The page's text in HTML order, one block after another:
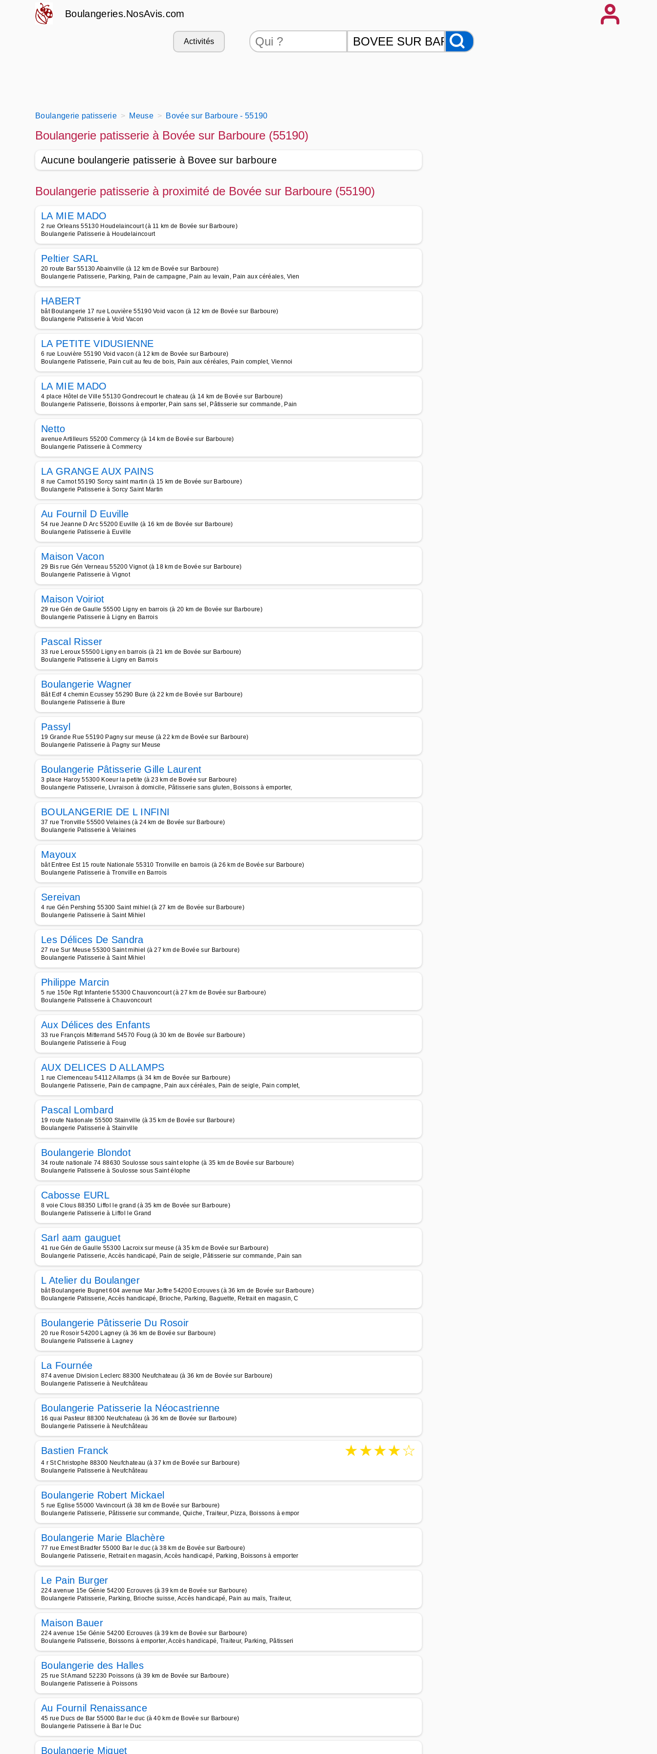
Boulangeries.NosAvis.com
Activités
Boulangerie patisserie Meuse Bovée sur Barboure - 55190
Boulangerie patisserie à Bovée sur Barboure (55190)
Aucune boulangerie patisserie à Bovee sur barboure
Boulangerie patisserie à proximité de Bovée sur Barboure (55190)
LA MIE MADO
2 rue Orleans 55130 Houdelaincourt (à 11 km de Bovée sur Barboure)
Boulangerie Patisserie à Houdelaincourt
Peltier SARL
20 route Bar 55130 Abainville (à 12 km de Bovée sur Barboure)
Boulangerie Patisserie, Parking, Pain de campagne, Pain au levain, Pain aux céréales, Vien
HABERT
bât Boulangerie 17 rue Louvière 55190 Void vacon (à 12 km de Bovée sur Barboure)
Boulangerie Patisserie à Void Vacon
LA PETITE VIDUSIENNE
6 rue Louvière 55190 Void vacon (à 12 km de Bovée sur Barboure)
Boulangerie Patisserie, Pain cuit au feu de bois, Pain aux céréales, Pain complet, Viennoi
LA MIE MADO
4 place Hôtel de Ville 55130 Gondrecourt le chateau (à 14 km de Bovée sur Barboure)
Boulangerie Patisserie, Boissons à emporter, Pain sans sel, Pâtisserie sur commande, Pain
Netto
avenue Artilleurs 55200 Commercy (à 14 km de Bovée sur Barboure)
Boulangerie Patisserie à Commercy
LA GRANGE AUX PAINS
8 rue Carnot 55190 Sorcy saint martin (à 15 km de Bovée sur Barboure)
Boulangerie Patisserie à Sorcy Saint Martin
Au Fournil D Euville
54 rue Jeanne D Arc 55200 Euville (à 16 km de Bovée sur Barboure)
Boulangerie Patisserie à Euville
Maison Vacon
29 Bis rue Gén Verneau 55200 Vignot (à 18 km de Bovée sur Barboure)
Boulangerie Patisserie à Vignot
Maison Voiriot
29 rue Gén de Gaulle 55500 Ligny en barrois (à 20 km de Bovée sur Barboure)
Boulangerie Patisserie à Ligny en Barrois
Pascal Risser
33 rue Leroux 55500 Ligny en barrois (à 21 km de Bovée sur Barboure)
Boulangerie Patisserie à Ligny en Barrois
Boulangerie Wagner
Bât Edf 4 chemin Ecussey 55290 Bure (à 22 km de Bovée sur Barboure)
Boulangerie Patisserie à Bure
Passyl
19 Grande Rue 55190 Pagny sur meuse (à 22 km de Bovée sur Barboure)
Boulangerie Patisserie à Pagny sur Meuse
Boulangerie Pâtisserie Gille Laurent
3 place Haroy 55300 Koeur la petite (à 23 km de Bovée sur Barboure)
Boulangerie Patisserie, Livraison à domicile, Pâtisserie sans gluten, Boissons à emporter,
BOULANGERIE DE L INFINI
37 rue Tronville 55500 Velaines (à 24 km de Bovée sur Barboure)
Boulangerie Patisserie à Velaines
Mayoux
bât Entree Est 15 route Nationale 55310 Tronville en barrois (à 26 km de Bovée sur Barboure)
Boulangerie Patisserie à Tronville en Barrois
Sereivan
4 rue Gén Pershing 55300 Saint mihiel (à 27 km de Bovée sur Barboure)
Boulangerie Patisserie à Saint Mihiel
Les Délices De Sandra
27 rue Sur Meuse 55300 Saint mihiel (à 27 km de Bovée sur Barboure)
Boulangerie Patisserie à Saint Mihiel
Philippe Marcin
5 rue 150e Rgt Infanterie 55300 Chauvoncourt (à 27 km de Bovée sur Barboure)
Boulangerie Patisserie à Chauvoncourt
Aux Délices des Enfants
33 rue François Mitterrand 54570 Foug (à 30 km de Bovée sur Barboure)
Boulangerie Patisserie à Foug
AUX DELICES D ALLAMPS
1 rue Clemenceau 54112 Allamps (à 34 km de Bovée sur Barboure)
Boulangerie Patisserie, Pain de campagne, Pain aux céréales, Pain de seigle, Pain complet,
Pascal Lombard
19 route Nationale 55500 Stainville (à 35 km de Bovée sur Barboure)
Boulangerie Patisserie à Stainville
Boulangerie Blondot
34 route nationale 74 88630 Soulosse sous saint elophe (à 35 km de Bovée sur Barboure)
Boulangerie Patisserie à Soulosse sous Saint élophe
Cabosse EURL
8 voie Clous 88350 Liffol le grand (à 35 km de Bovée sur Barboure)
Boulangerie Patisserie à Liffol le Grand
Sarl aam gauguet
41 rue Gén de Gaulle 55300 Lacroix sur meuse (à 35 km de Bovée sur Barboure)
Boulangerie Patisserie, Accès handicapé, Pain de seigle, Pâtisserie sur commande, Pain san
L Atelier du Boulanger
bât Boulangerie Bugnet 604 avenue Mar Joffre 54200 Ecrouves (à 36 km de Bovée sur Barboure)
Boulangerie Patisserie, Accès handicapé, Brioche, Parking, Baguette, Retrait en magasin, C
Boulangerie Pâtisserie Du Rosoir
20 rue Rosoir 54200 Lagney (à 36 km de Bovée sur Barboure)
Boulangerie Patisserie à Lagney
La Fournée
874 avenue Division Leclerc 88300 Neufchateau (à 36 km de Bovée sur Barboure)
Boulangerie Patisserie à Neufchâteau
Boulangerie Patisserie la Néocastrienne
16 quai Pasteur 88300 Neufchateau (à 36 km de Bovée sur Barboure)
Boulangerie Patisserie à Neufchâteau
Bastien Franck ★★★★☆
4 r St Christophe 88300 Neufchateau (à 37 km de Bovée sur Barboure)
Boulangerie Patisserie à Neufchâteau
Boulangerie Robert Mickael
5 rue Eglise 55000 Vavincourt (à 38 km de Bovée sur Barboure)
Boulangerie Patisserie, Pâtisserie sur commande, Quiche, Traiteur, Pizza, Boissons à empor
Boulangerie Marie Blachère
77 rue Ernest Bradfer 55000 Bar le duc (à 38 km de Bovée sur Barboure)
Boulangerie Patisserie, Retrait en magasin, Accès handicapé, Parking, Boissons à emporter
Le Pain Burger
224 avenue 15e Génie 54200 Ecrouves (à 39 km de Bovée sur Barboure)
Boulangerie Patisserie, Parking, Brioche suisse, Accès handicapé, Pain au maïs, Traiteur,
Maison Bauer
224 avenue 15e Génie 54200 Ecrouves (à 39 km de Bovée sur Barboure)
Boulangerie Patisserie, Boissons à emporter, Accès handicapé, Traiteur, Parking, Pâtisseri
Boulangerie des Halles
25 rue St Amand 52230 Poissons (à 39 km de Bovée sur Barboure)
Boulangerie Patisserie à Poissons
Au Fournil Renaissance
45 rue Ducs de Bar 55000 Bar le duc (à 40 km de Bovée sur Barboure)
Boulangerie Patisserie à Bar le Duc
Boulangerie Miguet